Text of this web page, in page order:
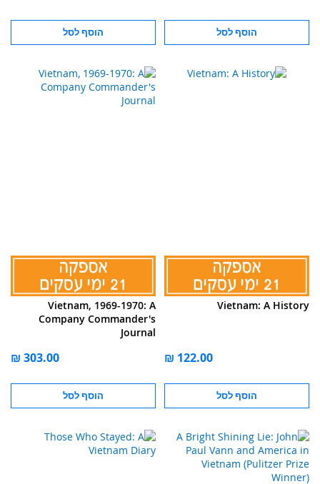
הוסף לסל הוסף לסל
Vietnam: A History
הוסף לסל
Vietnam, 1969-1970: A
Company Commander's
Journal
הוסף לסל